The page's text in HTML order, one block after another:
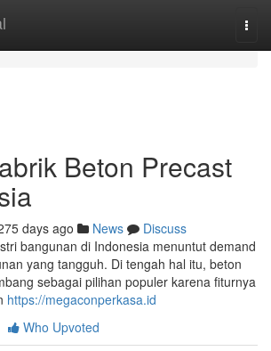
Beton Precast
days ago News
Discuss
bangunan di Indonesia menuntut demand
yang tangguh. Di tengah hal itu, beton
sebagai pilihan populer karena fiturnya
https://megaconperkasa.id
Who Upvoted